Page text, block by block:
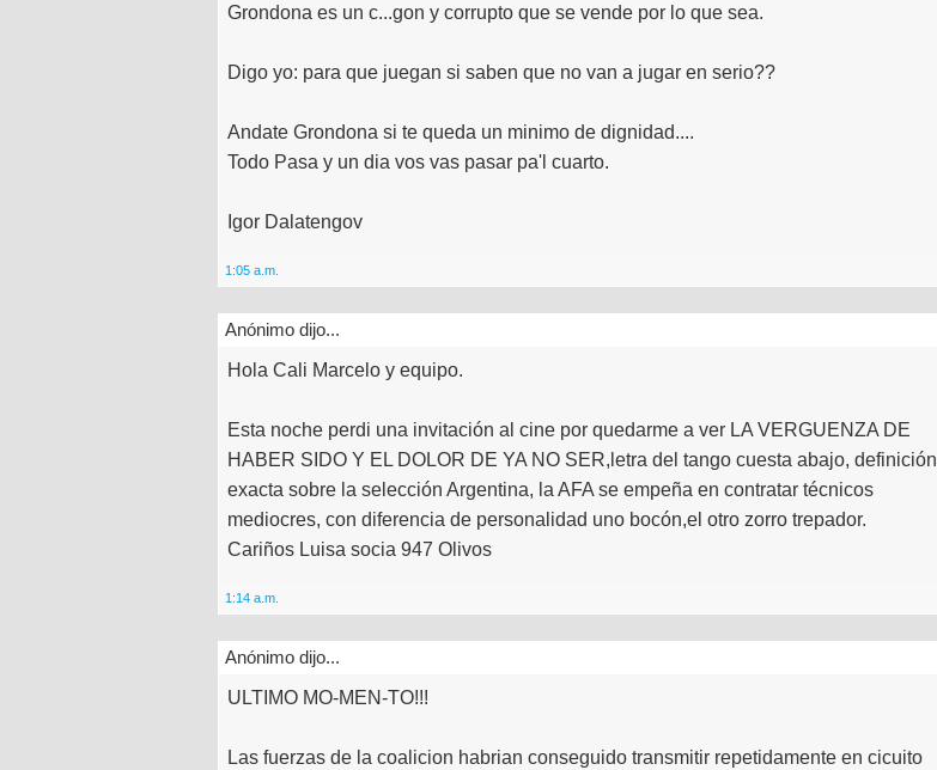
Grondona es un c...gon y corrupto que se vende por lo que sea.
Digo yo: para que juegan si saben que no van a jugar en serio??
Andate Grondona si te queda un minimo de dignidad....
Todo Pasa y un dia vos vas pasar pa'l cuarto.
Igor Dalatengov
1:05 a.m.
Anónimo dijo...
Hola Cali Marcelo y equipo.
Esta noche perdi una invitación al cine por quedarme a ver LA VERGUENZA DE
HABER SIDO Y EL DOLOR DE YA NO SER,letra del tango cuesta abajo, definición
exacta sobre la selección Argentina, la AFA se empeña en contratar técnicos
mediocres, con diferencia de personalidad uno bocón,el otro zorro trepador.
Cariños Luisa socia 947 Olivos
1:14 a.m.
Anónimo dijo...
ULTIMO MO-MEN-TO!!!
Las fuerzas de la coalicion habrian conseguido transmitir repetidamente en cicuito